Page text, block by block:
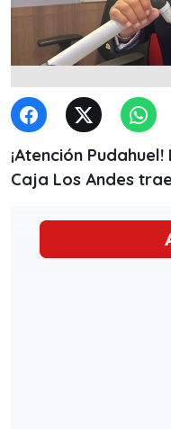
¡Atención
Caja Los Andes